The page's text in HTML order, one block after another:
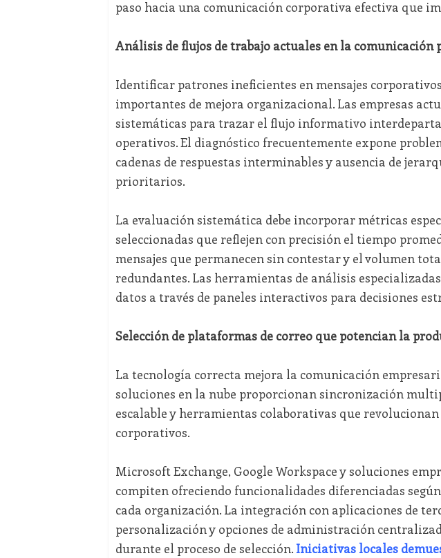
paso hacia una comunicación corporativa efectiva que
Análisis de flujos de trabajo actuales en la
Identificar patrones ineficientes en mensajes
importantes de mejora organizacional. Las empresas
sistemáticas para trazar el flujo informativo
operativos. El diagnóstico frecuentemente expone
cadenas de respuestas interminables y ausencia de
prioritarios.
La evaluación sistemática debe incorporar métricas
seleccionadas que reflejen con precisión el tiempo
mensajes que permanecen sin contestar y el volumen
redundantes. Las herramientas de análisis
datos a través de paneles interactivos para decisiones
Selección de plataformas de correo que potencian la
La tecnología correcta mejora la comunicación
soluciones en la nube proporcionan sincronización
escalable y herramientas colaborativas que revolucionan
corporativos.
Microsoft Exchange, Google Workspace y soluciones
compiten ofreciendo funcionalidades diferenciadas según
cada organización. La integración con aplicaciones de
personalización y opciones de administración
durante el proceso de selección. Iniciativas locales